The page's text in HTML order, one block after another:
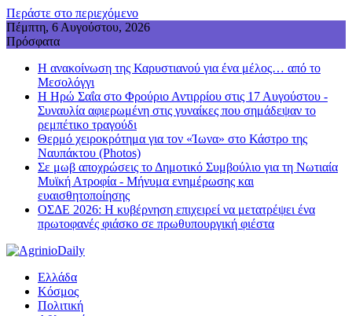
Περάστε στο περιεχόμενο
Πέμπτη, 6 Αυγούστου, 2026
Πρόσφατα
Η ανακοίνωση της Καρυστιανού για ένα μέλος… από το
Μεσολόγγι
Η Ηρώ Σαΐα στο Φρούριο Αντιρρίου στις 17 Αυγούστου -
Συναυλία αφιερωμένη στις γυναίκες που σημάδεψαν το
ρεμπέτικο τραγούδι
Θερμό χειροκρότημα για τον «Ίωνα» στο Κάστρο της
Ναυπάκτου (Photos)
Σε μωβ αποχρώσεις το Δημοτικό Συμβούλιο για τη Νωτιαία
Μυϊκή Ατροφία - Μήνυμα ενημέρωσης και
ευαισθητοποίησης
ΟΣΔΕ 2026: Η κυβέρνηση επιχειρεί να μετατρέψει ένα
πρωτοφανές φιάσκο σε πρωθυπουργική φιέστα
Ελλάδα
Κόσμος
Πολιτική